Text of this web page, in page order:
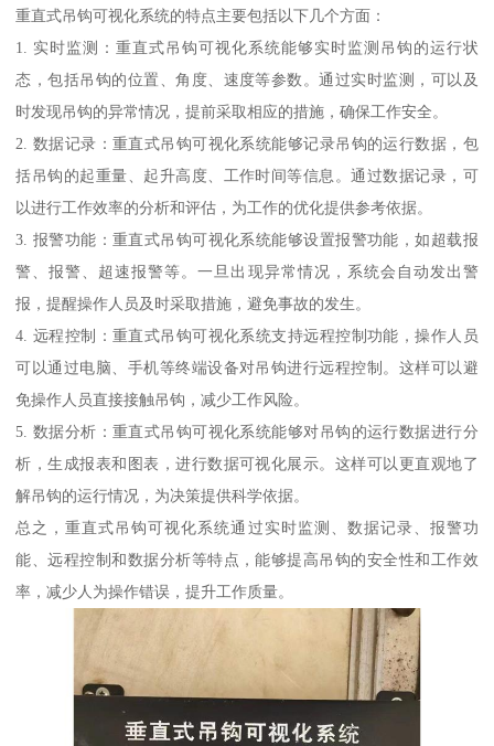
重直式吊钩可视化系统的特点主要包括以下几个方面：
1. 实时监测：重直式吊钩可视化系统能够实时监测吊钩的运行状
态，包括吊钩的位置、角度、速度等参数。通过实时监测，可以及
时发现吊钩的异常情况，提前采取相应的措施，确保工作安全。
2. 数据记录：重直式吊钩可视化系统能够记录吊钩的运行数据，包
括吊钩的起重量、起升高度、工作时间等信息。通过数据记录，可
以进行工作效率的分析和评估，为工作的优化提供参考依据。
3. 报警功能：重直式吊钩可视化系统能够设置报警功能，如超载报
警、报警、超速报警等。一旦出现异常情况，系统会自动发出警
报，提醒操作人员及时采取措施，避免事故的发生。
4. 远程控制：重直式吊钩可视化系统支持远程控制功能，操作人员
可以通过电脑、手机等终端设备对吊钩进行远程控制。这样可以避
免操作人员直接接触吊钩，减少工作风险。
5. 数据分析：重直式吊钩可视化系统能够对吊钩的运行数据进行分
析，生成报表和图表，进行数据可视化展示。这样可以更直观地了
解吊钩的运行情况，为决策提供科学依据。
总之，重直式吊钩可视化系统通过实时监测、数据记录、报警功
能、远程控制和数据分析等特点，能够提高吊钩的安全性和工作效
率，减少人为操作错误，提升工作质量。